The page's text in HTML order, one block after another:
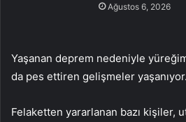
Ağustos 6, 2026
Yaşanan deprem nedeniyle
da pes ettiren gelişmeler yaşanıyor.
Felaketten yararlanan bazı kişiler,